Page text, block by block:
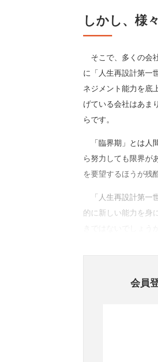
しかし、様
そこで、多くの会
に「人生再設計第一
ネジメント能力を底
げている会社はあま
らです。
「臨界期」とは人
ら努力しても限界が
を要望するほうが残
「人生再設計第一
的に新しい能力を身
会員